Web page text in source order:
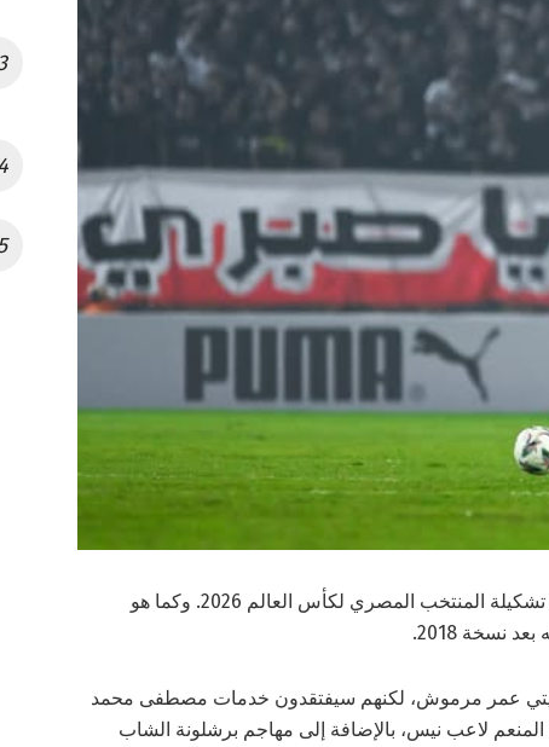
كشف المدرب المصري حسام حسن، مساء الأربعاء، عن تشكيلة المنتخب المصري لكأس العالم 2026. وكما هو
نسخة 2018.
عمر مرموش، لكنهم سيفتقدون خدمات مصطفى محمد
لاعب نيس، بالإضافة إلى مهاجم برشلونة الشاب